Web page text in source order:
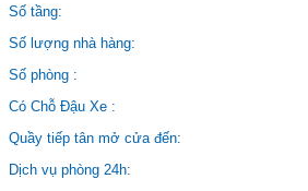
Số tầng:
Số lượng nhà hàng:
Số phòng :
Có Chỗ Đậu Xe :
Quầy tiếp tân mở cửa đến:
Dịch vụ phòng 24h: